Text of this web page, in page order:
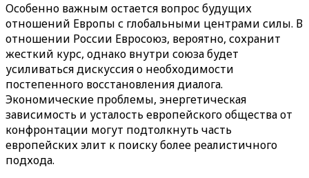
Особенно важным остается вопрос будущих
отношений Европы с глобальными центрами силы. В
отношении России Евросоюз, вероятно, сохранит
жесткий курс, однако внутри союза будет
усиливаться дискуссия о необходимости
постепенного восстановления диалога.
Экономические проблемы, энергетическая
зависимость и усталость европейского общества от
конфронтации могут подтолкнуть часть
европейских элит к поиску более реалистичного
подхода.